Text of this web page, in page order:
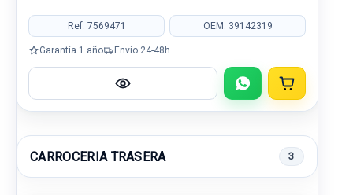
Ref: 7569471 OEM: 39142319
Garantía 1 año Envío 24-48h
CARROCERIA TRASERA 3